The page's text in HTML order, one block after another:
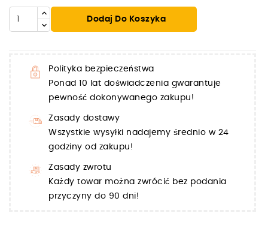
Dodaj Do Koszyka
Polityka bezpieczeństwa
Ponad 10 lat doświadczenia gwarantuje
pewność dokonywanego zakupu!
Zasady dostawy
Wszystkie wysyłki nadajemy średnio w 24
godziny od zakupu!
Zasady zwrotu
Każdy towar można zwrócić bez podania
przyczyny do 90 dni!